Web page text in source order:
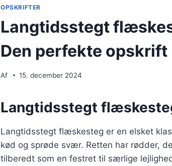
OPSKRIFTER
Langtidsstegt
Den perfekte opskrift
Af 15. december 2024
Langtidsstegt
Langtidsstegt flæskesteg er en elsket
kød og sprøde svær. Retten har rødder,
tilberedt som en festret til særlige